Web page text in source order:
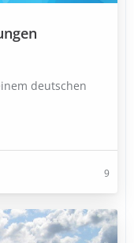
deutschen
9